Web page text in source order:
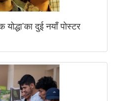
दुई नयाँ पोस्टर